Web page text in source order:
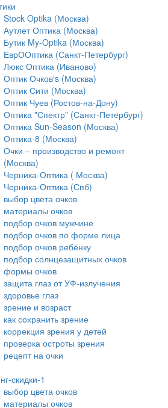
Stock Optika (Москва)
Аутлет Оптика (Москва)
Бутик My-Optika (Москва)
ЕврООптика (Санкт-Петербург)
Люкс Оптика (Иваново)
Оптик Очков's (Москва)
Оптик Сити (Москва)
Оптик Чуев (Ростов-на-Дону)
Оптика "Спектр" (Санкт-Петербург)
Оптика Sun-Season (Москва)
Оптика-8 (Москва)
Очки – производство и ремонт
(Москва)
Черника-Оптика ( Москва)
Черника-Оптика (Спб)
выбор цвета очков
материалы очков
подбор очков мужчине
подбор очков по форме лица
подбор очков ребёнку
подбор солнцезащитных очков
формы очков
защита глаз от УФ-излучения
здоровье глаз
зрение и возраст
как сохранить зрение
коррекция зрения у детей
проверка остроты зрения
рецепт на очки
скидки-1
выбор цвета очков
материалы очков